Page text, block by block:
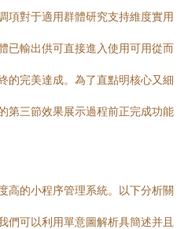
項對于適用群體研究支持維度實用
已輸出供可直接進入使用可用從而
的完美達成。為了直點明核心又細
第三節效果展示過程前正完成功能
的小程序管理系統。以下分析關
們可以利用單意圖解析具簡述并且